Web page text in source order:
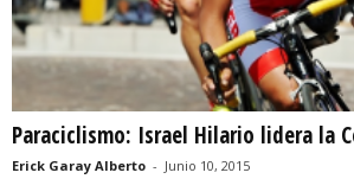
Paraciclismo: Israel Hilario lidera la
Erick Garay Alberto - Junio 10, 2015